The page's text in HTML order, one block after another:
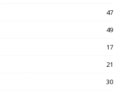
47
49
17
21
30